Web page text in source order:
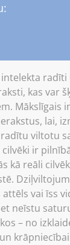
kas var
Mākslīgais
lai,
viltotu
ir
kā reāli
vai īss
neīstu
– no